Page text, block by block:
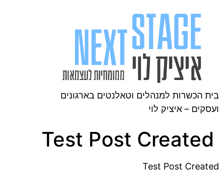
בית הכשרות למנהלים וטאלנטים בארגונים
ועסקים – איציק לוי
Test Post Created
Test Post Created